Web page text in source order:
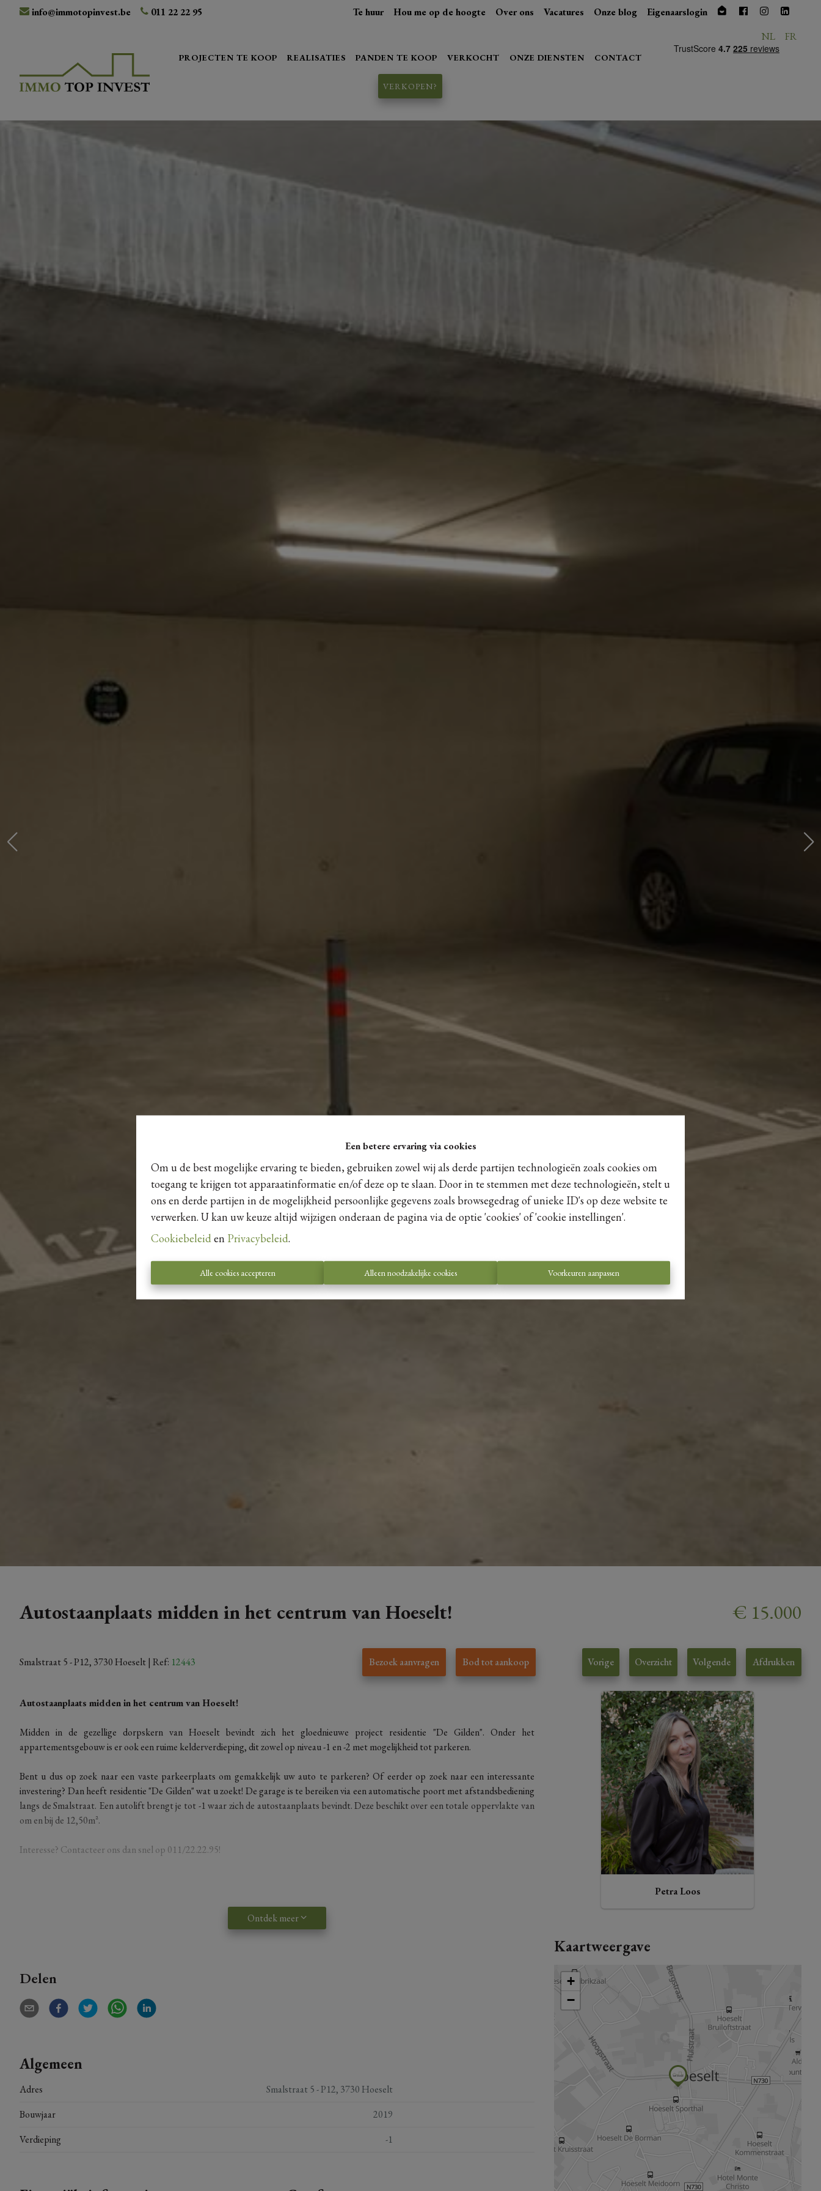
Een betere ervaring via cookies
Om u de best mogelijke ervaring te bieden, gebruiken zowel wij als derde partijen technologieën zoals cookies om
toegang te krijgen tot apparaatinformatie en/of deze op te slaan. Door in te stemmen met deze technologieën, stelt u
ons en derde partijen in de mogelijkheid persoonlijke gegevens zoals browsegedrag of unieke ID's op deze website te
verwerken. U kan uw keuze altijd wijzigen onderaan de pagina via de optie 'cookies' of 'cookie instellingen'.
Cookiebeleid en Privacybeleid.
Alle cookies accepteren Alleen noodzakelijke cookies Voorkeuren aanpassen
info@immotopinvest.be 011 22 22 95 Te huur Hou me op de hoogte Over ons Vacatures Onze blog Eigenaarslogin
PROJECTEN TE KOOP REALISATIES PANDEN TE KOOP VERKOCHT ONZE DIENSTEN CONTACT
VERKOPEN?
NL FR
Autostaanplaats midden in het centrum van Hoeselt! € 15.000
Smalstraat 5 - P12, 3730 Hoeselt| Ref: 12443 Bezoek aanvragen Bod tot aankoop Vorige Overzicht Volgende Afdrukken
Autostaanplaats midden in het centrum van Hoeselt!
Midden in de gezellige dorpskern van Hoeselt bevindt zich het gloednieuwe project residentie "De Gilden". Onder het
appartementsgebouw is er ook een ruime kelderverdieping, dit zowel op niveau -1 en -2 met mogelijkheid tot parkeren.
Bent u dus op zoek naar een vaste parkeerplaats om gemakkelijk uw auto te parkeren? Of eerder op zoek naar een interessante
investering? Dan heeft residentie "De Gilden" wat u zoekt! De garage is te bereiken via een automatische poort met afstandsbediening
langs de Smalstraat. Een autolift brengt je tot -1 waar zich de autostaanplaats bevindt. Deze beschikt over een totale oppervlakte van
om en bij de 12,50m².
Interesse? Contacteer ons dan snel op 011/22.22.95!
Ontdek meer
Delen
Algemeen
Adres
Smalstraat 5 - P12, 3730 Hoeselt
Bouwjaar
2019
Verdieping
-1
Petra Loos
Kaartweergave